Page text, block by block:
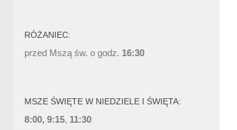
RÓŻANIEC:
przed Mszą św. o godz. 16:30
MSZE ŚWIĘTE W NIEDZIELE I ŚWIĘTA:
8:00, 9:15, 11:30